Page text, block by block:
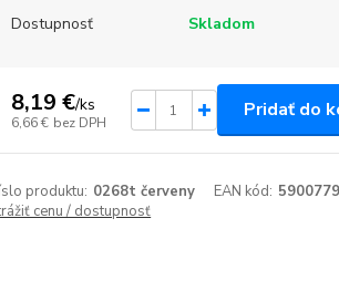
Dostupnosť Skladom
8,19 €/ks
6,66 € bez DPH
Pridať do
produktu: 0268t červeny EAN kód:
cenu / dostupnosť